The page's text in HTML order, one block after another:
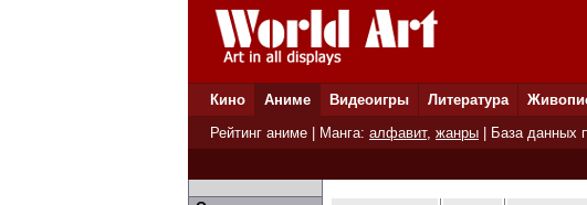
Кино Аниме Видеоигры Литература
Рейтинг аниме | Манга: алфавит, жанры База данных